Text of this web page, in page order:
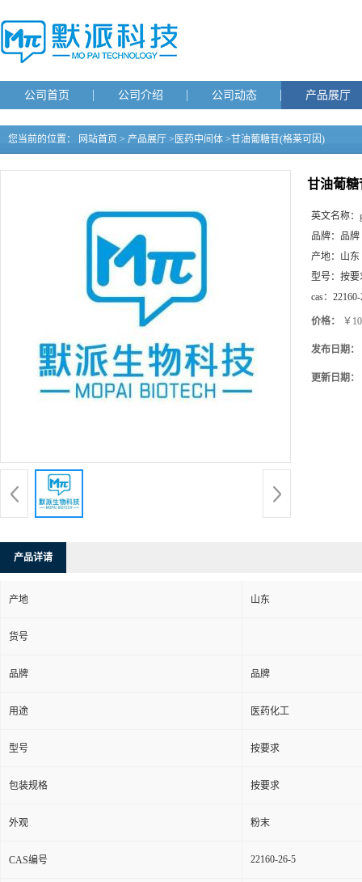
公司首页 公司介绍 公司动态 产品展厅
您当前的位置： 网站首页 > 产品展厅 > 医药中间体 >甘油葡糖苷(格莱可因)
甘油葡糖
英文名称：
品牌： 品牌
产地： 山东
型号： 按要
cas：
价格： ￥
发布日期：
更新日期：
产品详请
产地 山东
货号
品牌 品牌
用途 医药化工
型号 按要求
包装规格 按要求
外观 粉末
CAS编号 22160-26-5